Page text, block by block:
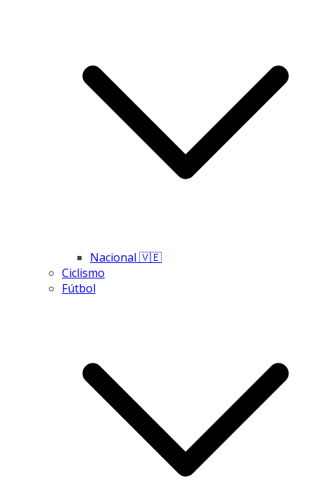
Nacional 🇻🇪
Ciclismo
Fútbol